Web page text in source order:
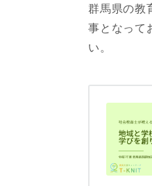
群馬県の教
事となって
い。